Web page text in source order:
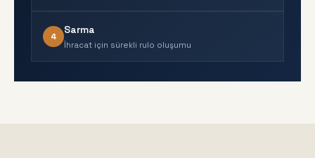
4
Sarma
İhracat için sürekli rulo oluşumu